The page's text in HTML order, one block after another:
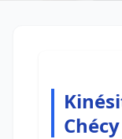
Chécy